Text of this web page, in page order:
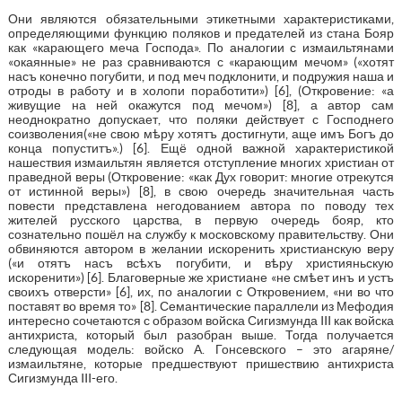
Они являются обязательными этикетными характеристиками,
определяющими функцию поляков и предателей из стана Бояр
как «карающего меча Господа». По аналогии с измаильтянами
«окаянные» не раз сравниваются с «карающим мечом» («хотят
насъ конечно погубити, и под меч подклонити, и подружия наша и
отроды в работу и в холопи поработити») [6], (Откровение: «а
живущие на ней окажутся под мечом») [8], а автор сам
неоднократно допускает, что поляки действует с Господнего
соизволения(«не свою мѣру хотятъ достигнути, аще имъ Богъ до
конца попуститъ».) [6]. Ещё одной важной характеристикой
нашествия измаильтян является отступление многих христиан от
праведной веры (Откровение: «как Дух говорит: многие отрекутся
от истинной веры») [8], в свою очередь значительная часть
повести представлена негодованием автора по поводу тех
жителей русского царства, в первую очередь бояр, кто
сознательно пошёл на службу к московскому правительству. Они
обвиняются автором в желании искоренить христианскую веру
(«и отятъ насъ всѣхъ погубити, и вѣру християньскую
искоренити») [6]. Благоверные же христиане «не смѣет инъ и устъ
своихъ отверсти» [6], их, по аналогии с Откровением, «ни во что
поставят во время то» [8]. Семантические параллели из Мефодия
интересно сочетаются с образом войска Сигизмунда III как войска
антихриста, который был разобран выше. Тогда получается
следующая модель: войско А. Гонсевского – это агаряне/
измаильтяне, которые предшествуют пришествию антихриста
Сигизмунда III-его.